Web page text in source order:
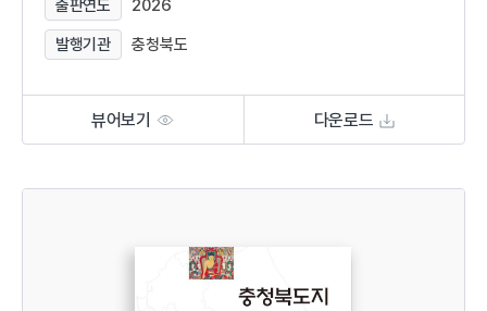
출판연도
2026
발행기관
충청북도
뷰어보기 다운로드